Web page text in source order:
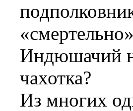
Индюшачий
чахотка?
Из многих